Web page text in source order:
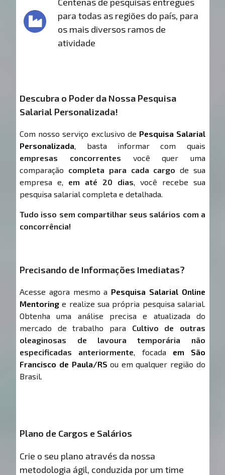
para todas as regiões do país, para
os mais diversos ramos de
atividade
Descubra o Poder da Nossa Pesquisa
Salarial Personalizada!
Com nosso serviço exclusivo de Pesquisa Salarial
Personalizada, basta informar com quais
empresas concorrentes você quer uma
comparação completa para cada cargo de sua
empresa e, em até 20 dias, você recebe sua
pesquisa salarial completa e detalhada.
Tudo isso sem compartilhar seus salários com a
concorrência!
Precisando de Informações Imediatas?
Acesse agora mesmo a Pesquisa Salarial Online
Mentoring e realize sua própria pesquisa salarial.
Obtenha uma análise precisa e atualizada do
mercado de trabalho para Cultivo de outras
oleaginosas de lavoura temporária não
especificadas anteriormente, focada em São
Francisco de Paula/RS ou em qualquer região do
Brasil.
Plano de Cargos e Salários
Crie o seu plano através da nossa
metodologia ágil, conduzida por um time